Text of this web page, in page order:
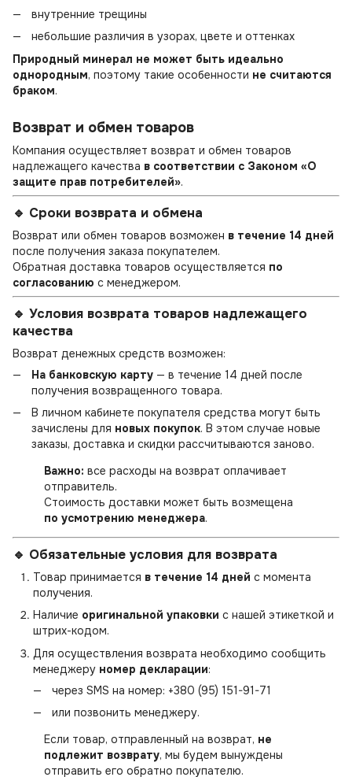
внутренние трещины
небольшие различия в узорах, цвете и оттенках
Природный минерал не может быть идеально
однородным, поэтому такие особенности не считаются
браком.
Возврат и обмен товаров
Компания осуществляет возврат и обмен товаров
надлежащего качества в соответствии с Законом «О
защите прав потребителей».
🔹 Сроки возврата и обмена
Возврат или обмен товаров возможен в течение 14 дней
после получения заказа покупателем.
Обратная доставка товаров осуществляется по
согласованию с менеджером.
🔹 Условия возврата товаров надлежащего
качества
Возврат денежных средств возможен:
На банковскую карту — в течение 14 дней после
получения возвращенного товара.
В личном кабинете покупателя средства могут быть
зачислены для новых покупок. В этом случае новые
заказы, доставка и скидки рассчитываются заново.
Важно: все расходы на возврат оплачивает
отправитель.
Стоимость доставки может быть возмещена
по усмотрению менеджера.
🔹 Обязательные условия для возврата
Товар принимается в течение 14 дней с момента
получения.
Наличие оригинальной упаковки с нашей этикеткой и
штрих-кодом.
Для осуществления возврата необходимо сообщить
менеджеру номер декларации:
через SMS на номер: +380 (95) 151-91-71
или позвонить менеджеру.
Если товар, отправленный на возврат, не
подлежит возврату, мы будем вынуждены
отправить его обратно покупателю.